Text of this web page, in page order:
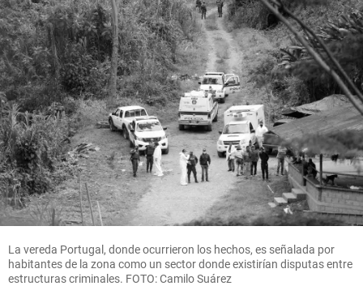
La vereda Portugal, donde ocurrieron los hechos, es señalada por
habitantes de la zona como un sector donde existirían disputas entre
estructuras criminales. FOTO: Camilo Suárez